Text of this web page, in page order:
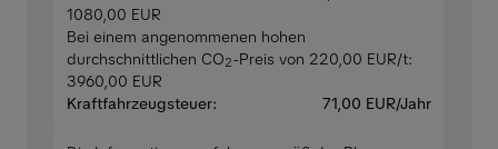
1080,00 EUR
Bei einem angenommenen hohen
durchschnittlichen CO2-Preis von 220,00 EUR/t:
3960,00 EUR
Kraftfahrzeugsteuer:
71,00 EUR/Jahr